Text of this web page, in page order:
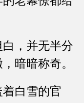
，并无半分
暗暗称奇。
白雪的官